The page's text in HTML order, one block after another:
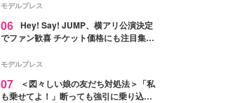
モデルプレス
06 Hey! Say! JUMP、横アリ公演決定
でファン歓喜 チケット価格にも注目集ま
モデルプレス
07
＜図々しい娘の友だち対処法＞「私
も乗せてよ！」断っても強引に乗り込ん